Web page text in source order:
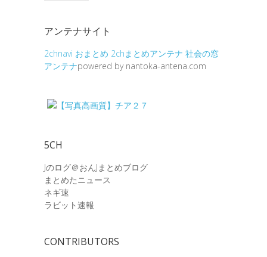
アンテナサイト
2chnavi おまとめ 2chまとめアンテナ 社会の窓
アンテナpowered by nantoka-antena.com
5CH
Jのログ＠おんJまとめブログ
まとめたニュース
ネギ速
ラビット速報
CONTRIBUTORS